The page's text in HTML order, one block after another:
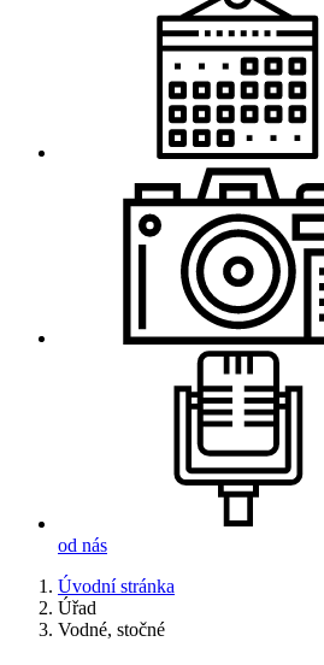
od nás
Úvodní stránka
Úřad
Vodné, stočné